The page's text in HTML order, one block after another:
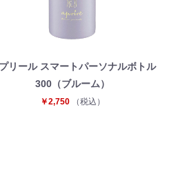
リール スマートパーソナルボトル
300（ブルーム）
￥2,750 （税込）